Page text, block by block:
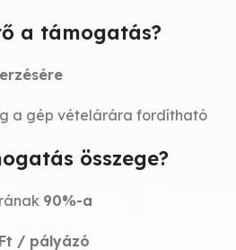
a támogatás?
a gép vételárára fordítható
összege?
90%-a
/ pályázó